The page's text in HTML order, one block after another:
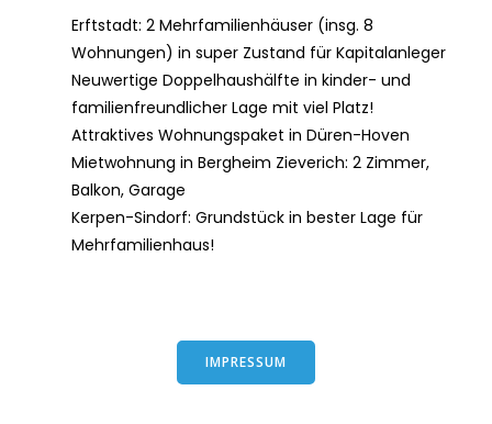
Erftstadt: 2 Mehrfamilienhäuser (insg. 8
Wohnungen) in super Zustand für Kapitalanleger
Neuwertige Doppelhaushälfte in kinder- und
familienfreundlicher Lage mit viel Platz!
Attraktives Wohnungspaket in Düren-Hoven
Mietwohnung in Bergheim Zieverich: 2 Zimmer,
Balkon, Garage
Kerpen-Sindorf: Grundstück in bester Lage für
Mehrfamilienhaus!
IMPRESSUM